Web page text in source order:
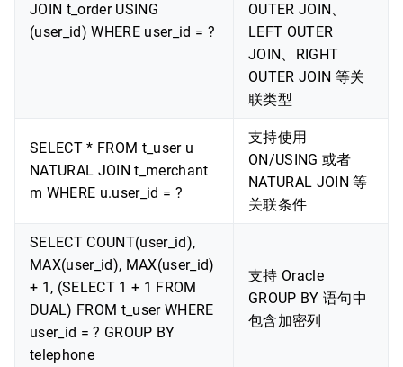
JOIN t_order USING
(user_id) WHERE user_id = ?
OUTER JOIN、
LEFT OUTER
JOIN、RIGHT
OUTER JOIN 等关
联类型
SELECT * FROM t_user u
NATURAL JOIN t_merchant
m WHERE u.user_id = ?
支持使用
ON/USING 或者
NATURAL JOIN 等
关联条件
SELECT COUNT(user_id),
MAX(user_id), MAX(user_id)
+ 1, (SELECT 1 + 1 FROM
DUAL) FROM t_user WHERE
user_id = ? GROUP BY
telephone
支持 Oracle
GROUP BY 语句中
包含加密列